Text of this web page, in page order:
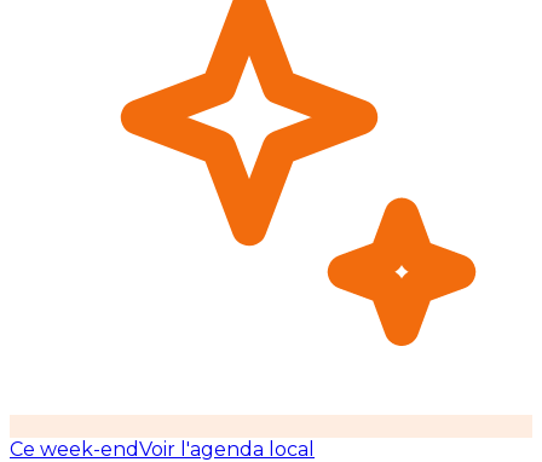
Ce week-endVoir l'agenda local